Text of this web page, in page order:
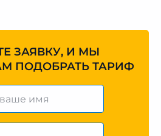
ЗАЯВКУ, И МЫ
ПОДОБРАТЬ ТАРИФ